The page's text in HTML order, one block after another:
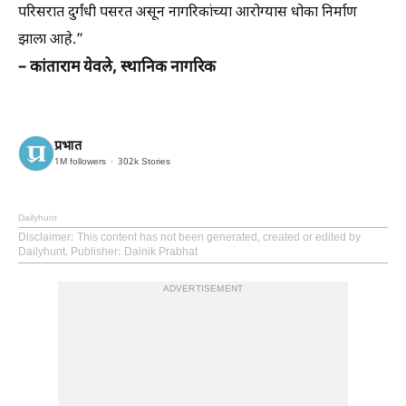
परिसरात दुर्गंधी पसरत असून नागरिकांच्या आरोग्यास धोका निर्माण
झाला आहे.”
– कांताराम येवले, स्थानिक नागरिक
प्रभात
1M followers 302k Stories
Dailyhunt
Disclaimer: This content has not been generated, created or edited by
Dailyhunt. Publisher: Dainik Prabhat
ADVERTISEMENT